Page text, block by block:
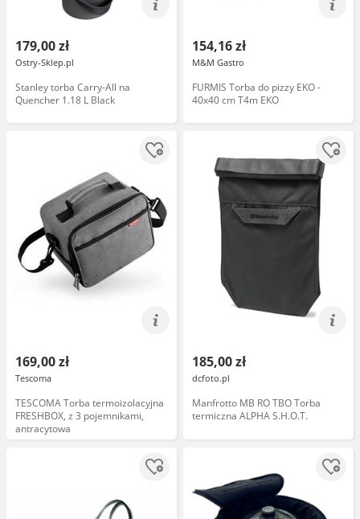
179,00 zł
Ostry-Sklep.pl
Stanley torba Carry-All na
Quencher 1.18 L Black
154,16 zł
M&M Gastro
FURMIS Torba do pizzy EKO -
40x40 cm T4m EKO
169,00 zł
Tescoma
TESCOMA Torba termoizolacyjna
FRESHBOX, z 3 pojemnikami,
antracytowa
185,00 zł
dcfoto.pl
Manfrotto MB RO TBO Torba
termiczna ALPHA S.H.O.T.